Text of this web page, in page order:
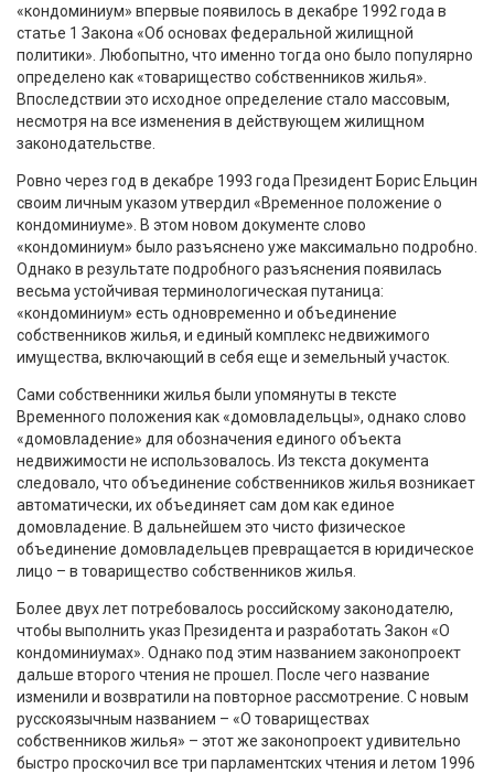
«кондоминиум» впервые появилось в декабре 1992 года в
статье 1 Закона «Об основах федеральной жилищной
политики». Любопытно, что именно тогда оно было популярно
определено как «товарищество собственников жилья».
Впоследствии это исходное определение стало массовым,
несмотря на все изменения в действующем жилищном
законодательстве.
Ровно через год в декабре 1993 года Президент Борис Ельцин
своим личным указом утвердил «Временное положение о
кондоминиуме». В этом новом документе слово
«кондоминиум» было разъяснено уже максимально подробно.
Однако в результате подробного разъяснения появилась
весьма устойчивая терминологическая путаница:
«кондоминиум» есть одновременно и объединение
собственников жилья, и единый комплекс недвижимого
имущества, включающий в себя еще и земельный участок.
Сами собственники жилья были упомянуты в тексте
Временного положения как «домовладельцы», однако слово
«домовладение» для обозначения единого объекта
недвижимости не использовалось. Из текста документа
следовало, что объединение собственников жилья возникает
автоматически, их объединяет сам дом как единое
домовладение. В дальнейшем это чисто физическое
объединение домовладельцев превращается в юридическое
лицо – в товарищество собственников жилья.
Более двух лет потребовалось российскому законодателю,
чтобы выполнить указ Президента и разработать Закон «О
кондоминиумах». Однако под этим названием законопроект
дальше второго чтения не прошел. После чего название
изменили и возвратили на повторное рассмотрение. С новым
русскоязычным названием – «О товариществах
собственников жилья» – этот же законопроект удивительно
быстро проскочил все три парламентских чтения и летом 1996